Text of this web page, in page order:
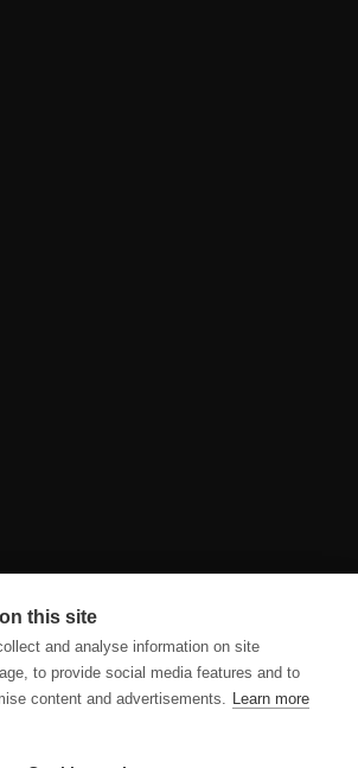
this site
and analyse information on site
to provide social media features and to
content and advertisements. Learn more